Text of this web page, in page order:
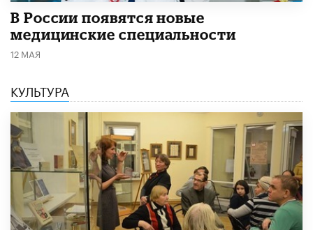
В России появятся новые
медицинские специальности
12 МАЯ
КУЛЬТУРА